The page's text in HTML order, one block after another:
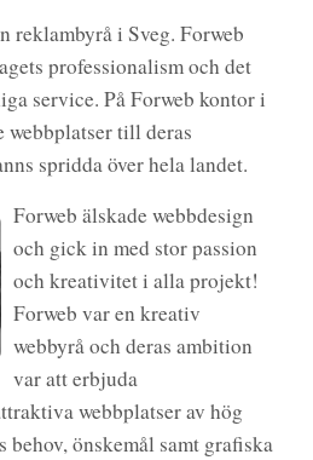
reklambyrå i Sveg. Forweb
professionalism och det
service. På Forweb kontor i
webbplatser till deras
spridda över hela landet.
Forweb älskade webbdesign
och gick in med stor passion
och kreativitet i alla projekt!
Forweb var en kreativ
webbyrå och deras ambition
var att erbjuda
webbplatser av hög
önskemål samt grafiska